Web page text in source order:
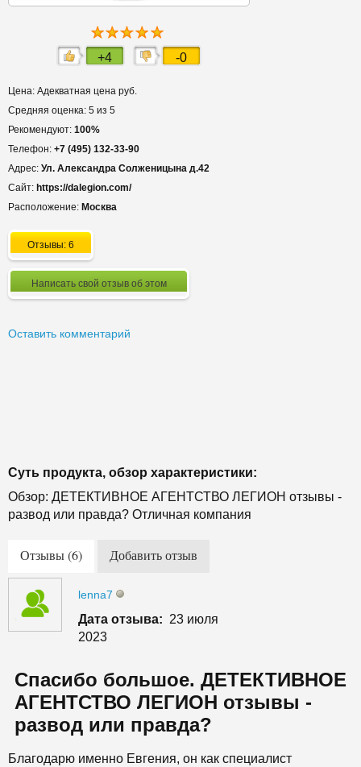
+4 -0
Цена: Адекватная цена руб.
Средняя оценка: 5 из 5
Рекомендуют: 100%
Телефон: +7 (495) 132-33-90
Адрес: Ул. Александра Солженицына д.42
Сайт: https://dalegion.com/
Расположение: Москва
Отзывы: 6
Написать свой отзыв об этом
Оставить комментарий
Суть продукта, обзор характеристики:
Обзор: ДЕТЕКТИВНОЕ АГЕНТСТВО ЛЕГИОН отзывы -
развод или правда? Отличная компания
Отзывы (6) Добавить отзыв
lenna7
Дата отзыва: 23 июля
2023
Спасибо большое. ДЕТЕКТИВНОЕ
АГЕНТСТВО ЛЕГИОН отзывы -
развод или правда?
Благодарю именно Евгения, он как специалист